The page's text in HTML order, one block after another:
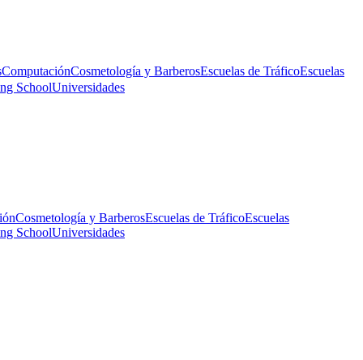
ComputaciónCosmetología y BarberosEscuelas de TráficoEscuelas
SchoolUniversidades
Cosmetología y BarberosEscuelas de TráficoEscuelas
SchoolUniversidades